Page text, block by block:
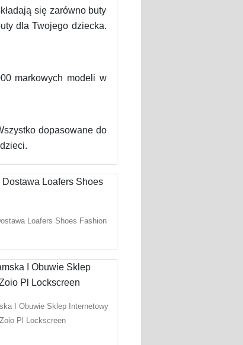
się zarówno buty
dla Twojego dziecka.
markowych modeli w
dopasowane do
Loafers Shoes Fashion
I Obuwie Sklep Internetowy
Zoio Pl Lockscreen